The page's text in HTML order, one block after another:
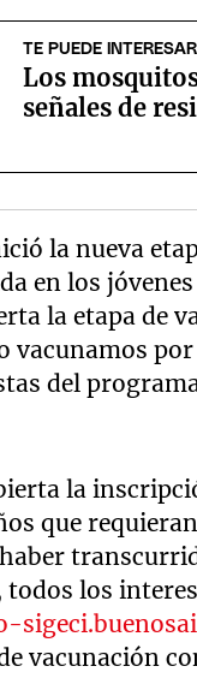
TE PUEDE INTERESAR
Los
señales de
la nueva
en los
la etapa de
vacunamos
del
la
que
los
vacunación